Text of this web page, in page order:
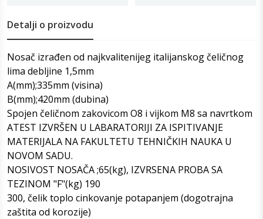
Detalji o proizvodu
Nosač izrađen od najkvalitenijeg italijanskog čeličnog
lima debljine 1,5mm
A(mm);335mm (visina)
B(mm);420mm (dubina)
Spojen čeličnom zakovicom O8 i vijkom M8 sa navrtkom
ATEST IZVRŠEN U LABARATORIJI ZA ISPITIVANJE
MATERIJALA NA FAKULTETU TEHNIČKIH NAUKA U
NOVOM SADU.
NOSIVOST NOSAČA ;65(kg), IZVRSENA PROBA SA
TEZINOM "F"(kg) 190
300, čelik toplo cinkovanje potapanjem (dogotrajna
zaštita od korozije)